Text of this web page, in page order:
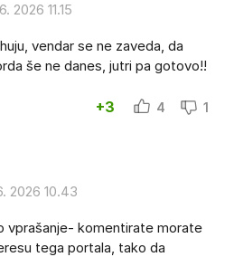
2026 11.15
vendar se ne zaveda, da
še ne danes, jutri pa gotovo!!
+3 4 1
2026 10.43
vprašanje- komentirate morate
tega portala, tako da